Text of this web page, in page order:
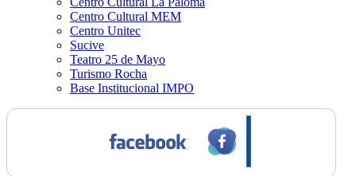
Centro Cultural MEM
Centro Unitec
Sucive
Teatro 25 de Mayo
Turismo Rocha
Base Institucional IMPO